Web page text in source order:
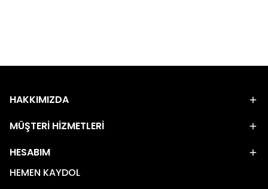
HAKKIMIZDA
MÜŞTERİ HİZMETLERİ
HESABIM
HEMEN KAYDOL